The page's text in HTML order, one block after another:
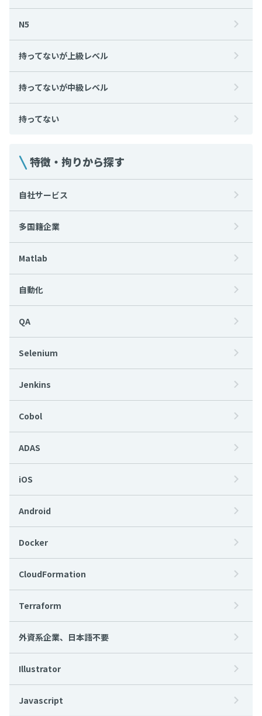
N5
持ってないが上級レベル
持ってないが中級レベル
持ってない
特徴・拘りから探す
自社サービス
多国籍企業
Matlab
自動化
QA
Selenium
Jenkins
Cobol
ADAS
iOS
Android
Docker
CloudFormation
Terraform
外資系企業、日本語不要
Illustrator
Javascript